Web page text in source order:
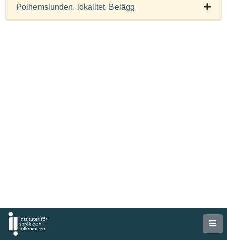
Polhemslunden, lokalitet, Belägg